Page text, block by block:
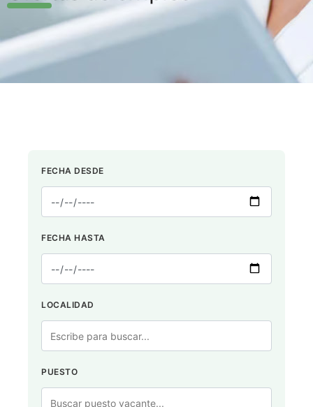
FECHA DESDE
FECHA HASTA
LOCALIDAD
PUESTO